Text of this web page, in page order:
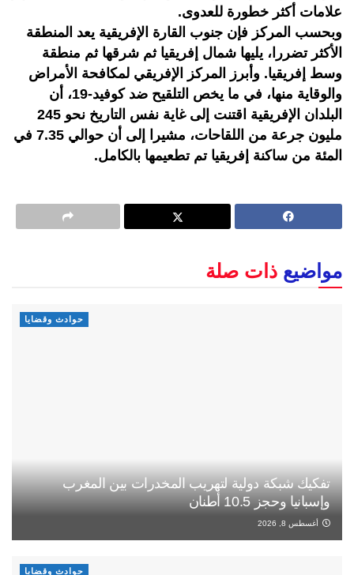
علامات أكثر خطورة للعدوى.
وبحسب المركز فإن جنوب القارة الإفريقية يعد المنطقة
الأكثر تضررا، يليها شمال إفريقيا ثم شرقها ثم منطقة
وسط إفريقيا. وأبرز المركز الإفريقي لمكافحة الأمراض
والوقاية منها، في ما يخص التلقيح ضد كوفيد-19، أن
البلدان الإفريقية اقتنت إلى غاية نفس التاريخ نحو 245
مليون جرعة من اللقاحات، مشيرا إلى أن حوالي 7.35 في
المئة من ساكنة إفريقيا تم تطعيمها بالكامل.
مواضيع ذات صلة
حوادث وقضايا
تفكيك شبكة دولية لتهريب المخدرات بين المغرب
وإسبانيا وحجز 10.5 أطنان
أغسطس 8, 2026
حوادث وقضايا